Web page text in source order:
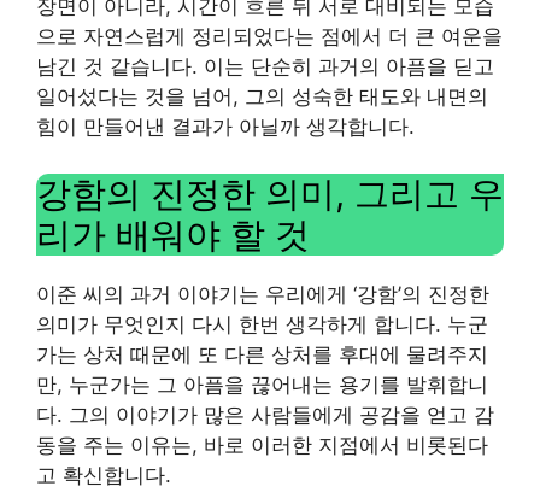
장면이 아니라, 시간이 흐른 뒤 서로 대비되는 모습
으로 자연스럽게 정리되었다는 점에서 더 큰 여운을
남긴 것 같습니다. 이는 단순히 과거의 아픔을 딛고
일어섰다는 것을 넘어, 그의 성숙한 태도와 내면의
힘이 만들어낸 결과가 아닐까 생각합니다.
강함의 진정한 의미, 그리고 우
리가 배워야 할 것
이준 씨의 과거 이야기는 우리에게 ‘강함’의 진정한
의미가 무엇인지 다시 한번 생각하게 합니다. 누군
가는 상처 때문에 또 다른 상처를 후대에 물려주지
만, 누군가는 그 아픔을 끊어내는 용기를 발휘합니
다. 그의 이야기가 많은 사람들에게 공감을 얻고 감
동을 주는 이유는, 바로 이러한 지점에서 비롯된다
고 확신합니다.